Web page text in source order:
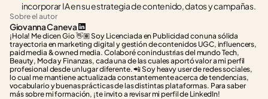
incorporar IA en su estrategia de contenido, datos y campañas.
Sobre el autor
Giovanna Caneva
¡Hola! Me dicen Gio 👋🏽 Soy Licenciada en Publicidad con una sólida
trayectoria en marketing digital y gestión de contenidos UGC, influencers,
paid media & owned media. Colaboré con industrias del mundo Tech,
Beauty, Moda y Finanzas, cada una de las cuales aportó valor a mi perfil
profesional desde un lugar diferente. 📲 Soy heavy user de redes sociales,
lo cual me mantiene actualizada constantemente acerca de tendencias,
vocabulario y buenas prácticas de las distintas plataformas. Para saber
más sobre mi formación, ¡te invito a revisar mi perfil de LinkedIn!